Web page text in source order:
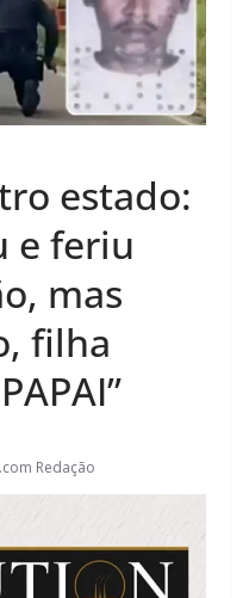
estado:
e feriu
mas
filha
Redação